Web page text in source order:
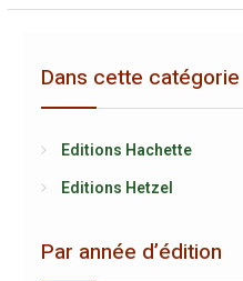
Dans cette catégorie
Editions Hachette
Editions Hetzel
Par année d’édition